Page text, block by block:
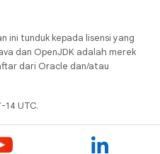
ini tunduk kepada lisensi yang
dan OpenJDK adalah merek
dari Oracle dan/atau
UTC.